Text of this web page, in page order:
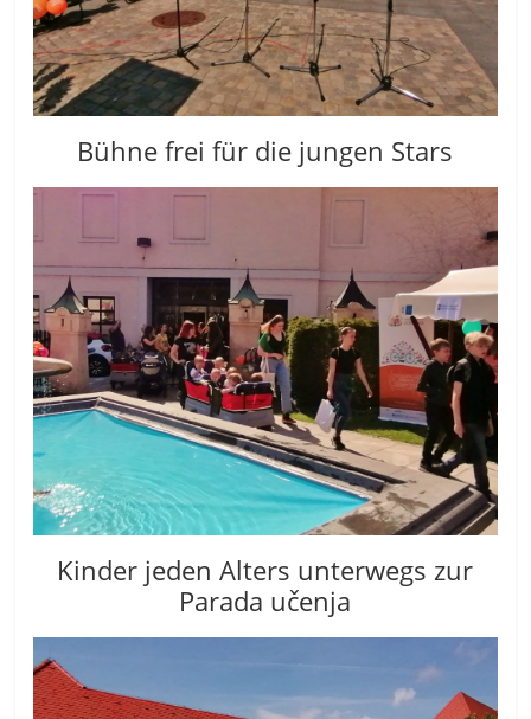
Bühne frei für die jungen Stars
Kinder jeden Alters unterwegs zur
Parada učenja